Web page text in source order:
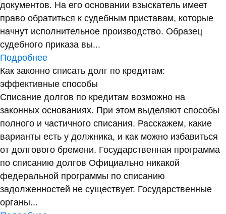
документов. На его основании взыскатель имеет
право обратиться к судебным приставам, которые
начнут исполнительное производство. Образец
судебного приказа вы...
Подробнее
Как законно списать долг по кредитам:
эффективные способы
Списание долгов по кредитам возможно на
законных основаниях. При этом выделяют способы
полного и частичного списания. Расскажем, какие
варианты есть у должника, и как можно избавиться
от долгового бремени. Государственная программа
по списанию долгов Официально никакой
федеральной программы по списанию
задолженностей не существует. Государственные
органы...